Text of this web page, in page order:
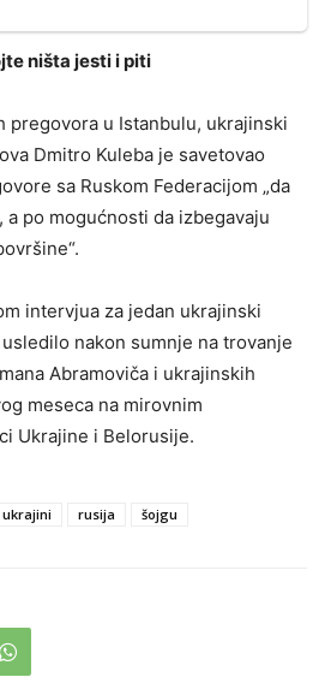
ništa jesti i piti
pregovora u Istanbulu, ukrajinski
Dmitro Kuleba je savetovao
sa Ruskom Federacijom „da
po mogućnosti da izbegavaju
intervjua za jedan ukrajinski
nakon sumnje na trovanje
Abramoviča i ukrajinskih
meseca na mirovnim
Ukrajine i Belorusije.
rusija šojgu